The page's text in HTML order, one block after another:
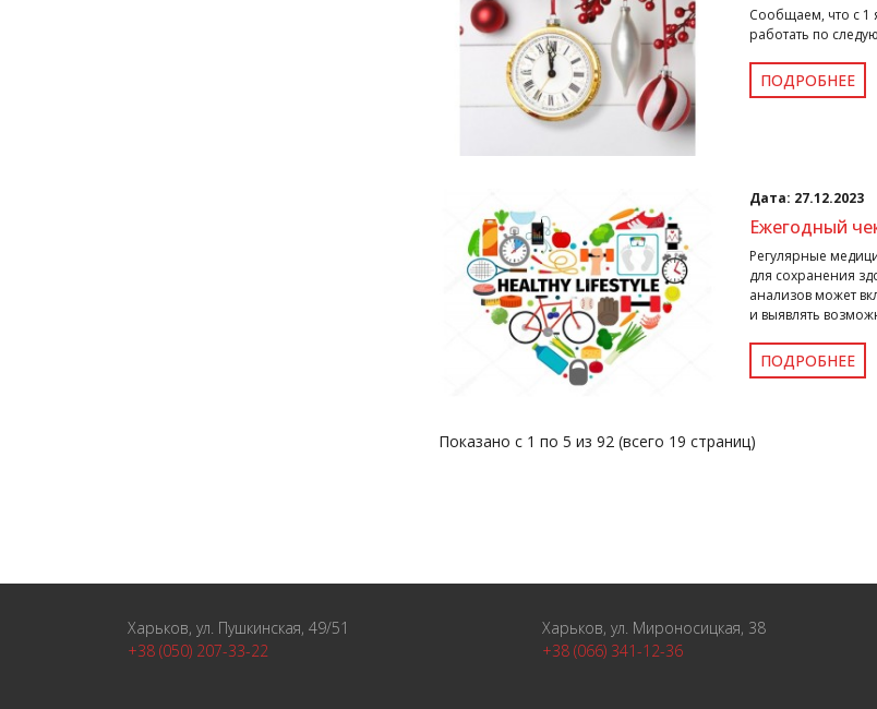
Сообщаем, что с 1
работать по
ПОДРОБНЕЕ
Дата: 27.12.2023
Ежегодный
Регулярные
для сохранения
анализов может
и выявлять
ПОДРОБНЕЕ
Показано с 1 по 5 из 92 (всего 19 страниц)
Харьков, ул. Пушкинская, 49/51
+38 (050) 207-33-22
Харьков, ул. Мироносицкая, 38
+38 (066) 341-12-36